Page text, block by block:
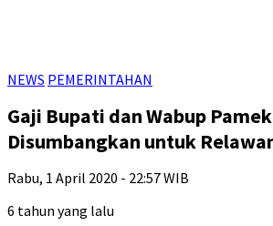
NEWS PEMERINTAHAN
Gaji Bupati dan Wabup
Disumbangkan untuk
Rabu, 1 April 2020 - 22:57 WIB
6 tahun yang lalu